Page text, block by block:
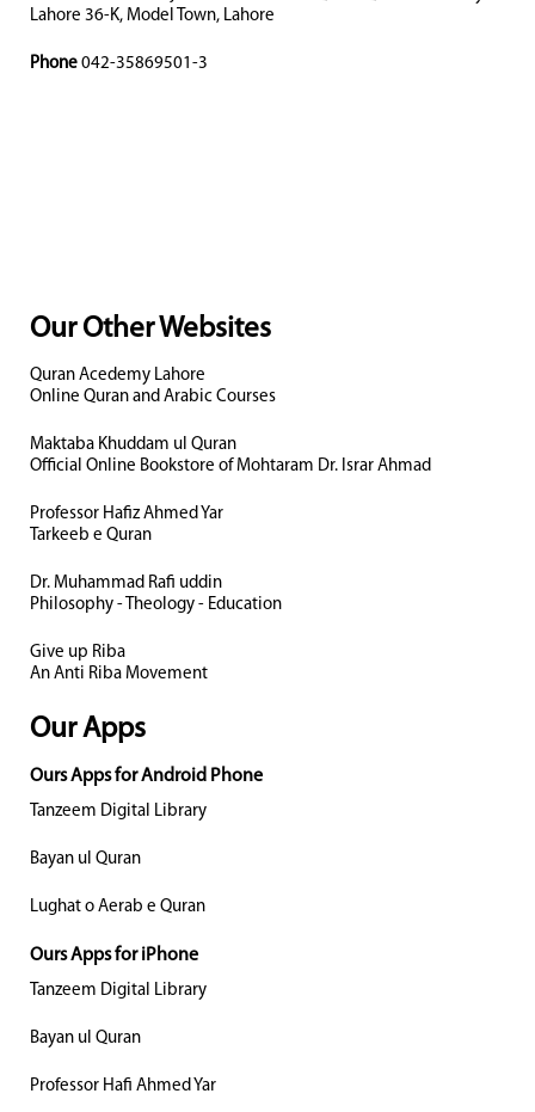
Lahore 36-K, Model Town, Lahore
Phone 042-35869501-3
Our Other Websites
Quran Acedemy Lahore
Online Quran and Arabic Courses
Maktaba Khuddam ul Quran
Official Online Bookstore of Mohtaram Dr. Israr Ahmad
Professor Hafiz Ahmed Yar
Tarkeeb e Quran
Dr. Muhammad Rafi uddin
Philosophy - Theology - Education
Give up Riba
An Anti Riba Movement
Our Apps
Ours Apps for Android Phone
Tanzeem Digital Library
Bayan ul Quran
Lughat o Aerab e Quran
Ours Apps for iPhone
Tanzeem Digital Library
Bayan ul Quran
Professor Hafi Ahmed Yar